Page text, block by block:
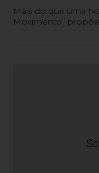
Mais do que uma
Movimento”